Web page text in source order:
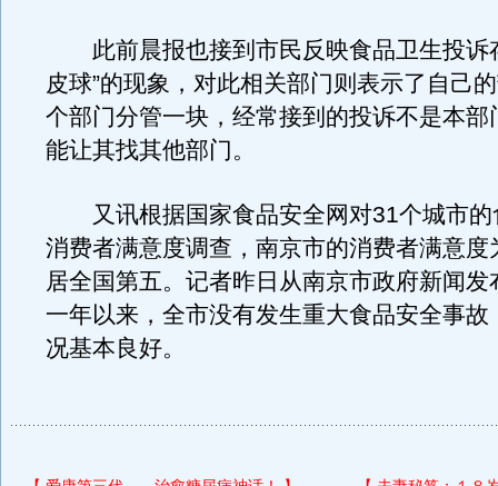
此前晨报也接到市民反映食品卫生投诉
皮球”的现象，对此相关部门则表示了自己
个部门分管一块，经常接到的投诉不是本部
能让其找其他部门。
又讯根据国家食品安全网对31个城市的
消费者满意度调查，南京市的消费者满意度
居全国第五。记者昨日从南京市政府新闻发
一年以来，全市没有发生重大食品安全事故
况基本良好。